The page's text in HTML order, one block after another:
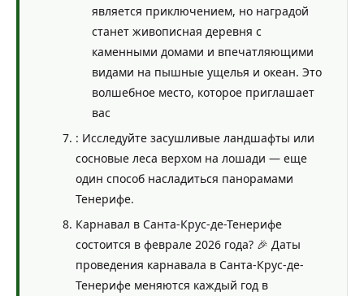
является приключением, но наградой
станет живописная деревня с
каменными домами и впечатляющими
видами на пышные ущелья и океан. Это
волшебное место, которое приглашает
вас
: Исследуйте засушливые ландшафты или
сосновые леса верхом на лошади — еще
один способ насладиться панорамами
Тенерифе.
Карнавал в Санта-Крус-де-Тенерифе
состоится в феврале 2026 года? 🎉 Даты
проведения карнавала в Санта-Крус-де-
Тенерифе меняются каждый год в